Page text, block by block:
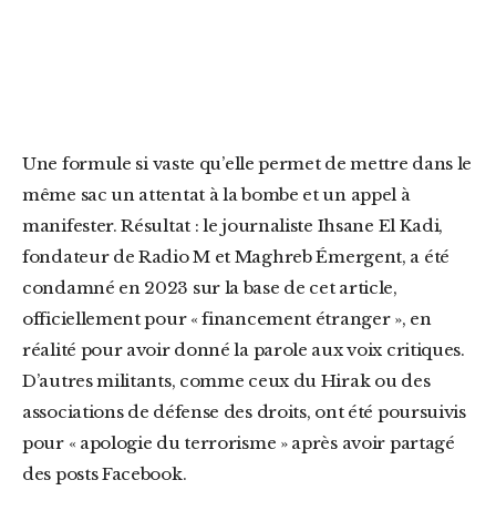
Une formule si vaste qu’elle permet de mettre dans le
même sac un attentat à la bombe et un appel à
manifester. Résultat : le journaliste Ihsane El Kadi,
fondateur de Radio M et Maghreb Émergent, a été
condamné en 2023 sur la base de cet article,
officiellement pour « financement étranger », en
réalité pour avoir donné la parole aux voix critiques.
D’autres militants, comme ceux du Hirak ou des
associations de défense des droits, ont été poursuivis
pour « apologie du terrorisme » après avoir partagé
des posts Facebook.